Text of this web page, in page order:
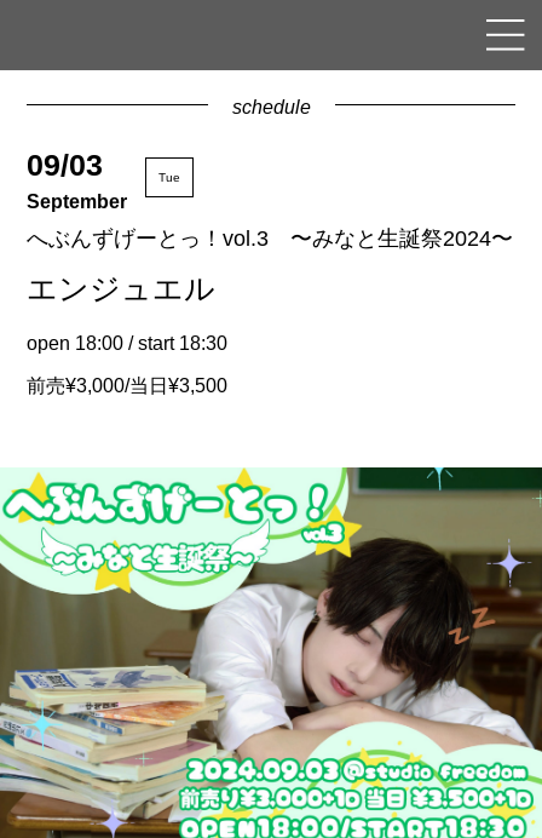
schedule
09/03
September
Tue
へぶんずげーとっ！vol.3 〜みなと生誕祭2024〜
エンジュエル
open 18:00 / start 18:30
前売¥3,000/当日¥3,500